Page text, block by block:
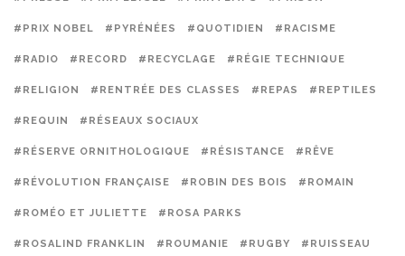
#PRIX NOBEL #PYRÉNÉES #QUOTIDIEN #RACISME
#RADIO #RECORD #RECYCLAGE #RÉGIE TECHNIQUE
#RELIGION #RENTRÉE DES CLASSES #REPAS #REPTILES
#REQUIN #RÉSEAUX SOCIAUX
#RÉSERVE ORNITHOLOGIQUE #RÉSISTANCE #RÊVE
#RÉVOLUTION FRANÇAISE #ROBIN DES BOIS #ROMAIN
#ROMÉO ET JULIETTE #ROSA PARKS
#ROSALIND FRANKLIN #ROUMANIE #RUGBY #RUISSEAU